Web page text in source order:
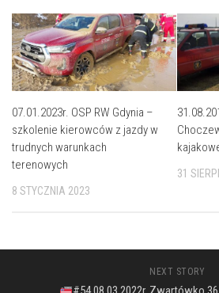
07.01.2023r. OSP RW Gdynia –
szkolenie kierowców z jazdy w
trudnych warunkach
terenowych
8 STYCZNIA 2023
31
NEXT STORY